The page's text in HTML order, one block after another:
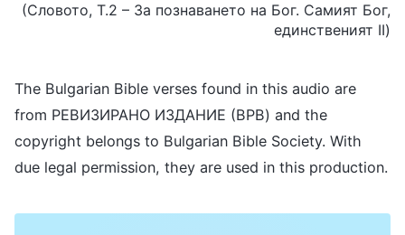
(Словото, Т.2 – За познаването на Бог. Самият Бог,
единственият II)
The Bulgarian Bible verses found in this audio are
from РЕВИЗИРАНО ИЗДАНИЕ (BPB) and the
copyright belongs to Bulgarian Bible Society. With
due legal permission, they are used in this production.